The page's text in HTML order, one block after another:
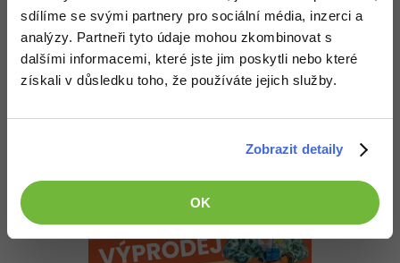
sdílíme se svými partnery pro sociální média, inzerci a
analýzy. Partneři tyto údaje mohou zkombinovat s
dalšími informacemi, které jste jim poskytli nebo které
získali v důsledku toho, že používáte jejich služby.
Zobrazit detaily
OK
Marketing -30%
WordPress
Business
Kryptoměny
Adobe Illustrator -80%
Adobe Lightroom -30%
Blender -80%
Kariéra
Pro firmyOdpovídá na mara
Josef Kuchař - Pepa489 : 28.5.2014 21:06
Odebírej mě a já tě budu odebírat tebe